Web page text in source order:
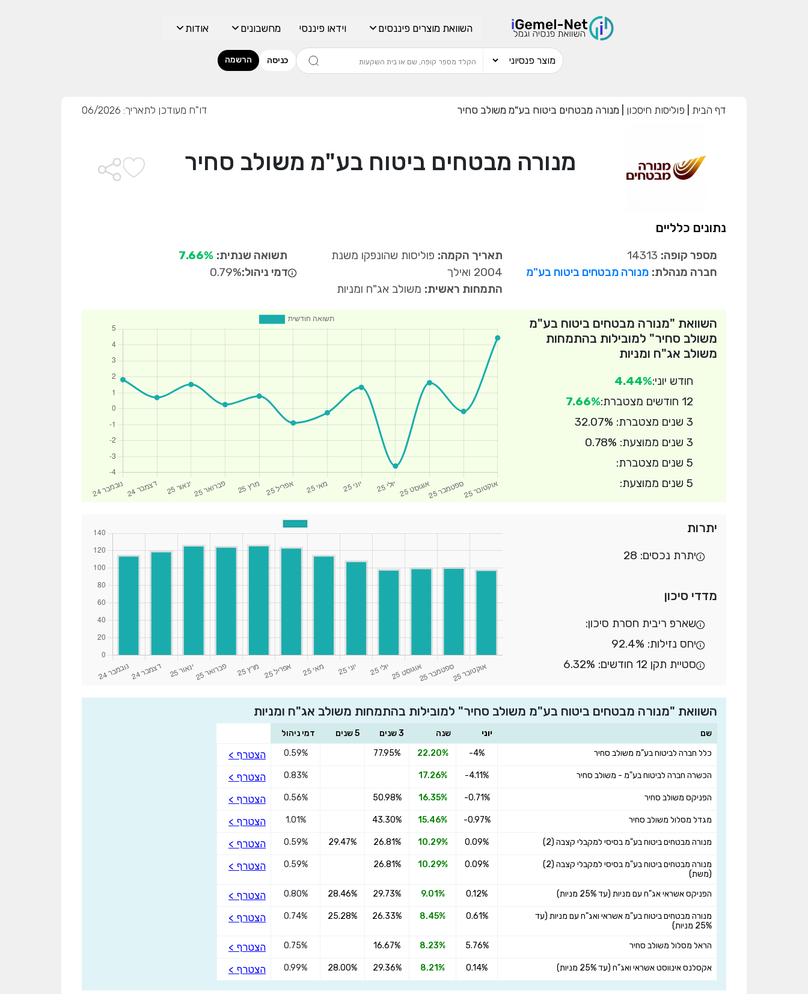
השוואת מוצרים פיננסים וידאו פיננסי מחשבונים אודות
כניסה הרשמה
דף הבית פוליסות חיסכון מנורה מבטחים ביטוח בע"מ משולב סחיר דו"ח מעודכן לתאריך: 06/2026
מנורה מבטחים ביטוח בע"מ משולב סחיר
נתונים כלליים
מספר קופה:
חברה מנהלת: מנורה מבטחים ביטוח בע"מ
תאריך הקמה: פוליסות שהונפקו משנת
2004 ואילך
התמחות ראשית: משולב אג"ח ומניות
תשואה שנתית: 7.66%
דמי ניהול:0.79%
השוואת "מנורה מבטחים ביטוח בע"מ
משולב סחיר" למובילות בהתמחות
משולב אג"ח ומניות
חודש יוני:4.44%
12 חודשים מצטברת:
7.66%
3 שנים מצטברת: 32.07%
3 שנים ממוצעת: 0.78%
5 שנים מצטברת:
5 שנים ממוצעת:
יתרות
יתרת נכסים: 28
מדדי סיכון
שארפ ריבית חסרת סיכון:
יחס נזילות: 92.4%
סטיית תקן 12 חודשים: 6.32%
השוואת "מנורה מבטחים ביטוח בע"מ משולב סחיר" למובילות בהתמחות משולב אג"ח ומניות
שם יוני שנה 3 שנים 5 שנים
דמי ניהול
כלל חברה לביטוח בע"מ משולב סחיר
-4%
22.20%
77.95%
0.59% הצטרף >
הכשרה חברה לביטוח בע"מ - משולב סחיר -4.11%
17.26%
0.83% הצטרף >
הפניקס משולב סחיר -0.71%
16.35%
50.98%
0.56% הצטרף >
מגדל מסלול משולב סחיר -0.97%
15.46%
43.30%
1.01% הצטרף >
מנורה מבטחים ביטוח בע"מ בסיסי למקבלי קצבה (2) 0.09%
10.29%
26.81%
29.47%
0.59% הצטרף >
מנורה מבטחים ביטוח בע"מ בסיסי למקבלי קצבה (2)
(משת)
0.09%
10.29%
26.81%
0.59% הצטרף >
הפניקס אשראי אג"ח עם מניות (עד 25% מניות) 0.12%
9.01%
29.73%
28.46%
0.80% הצטרף >
מנורה מבטחים ביטוח בע"מ אשראי ואג"ח עם מניות (עד
25% מניות)
0.61%
8.45%
26.33%
25.28%
0.74% הצטרף >
הראל מסלול משולב סחיר 5.76%
8.23%
16.67%
0.75% הצטרף >
אקסלנס אינווסט אשראי ואג"ח (עד 25% מניות) 0.14%
8.21%
29.36%
28.00%
0.99% הצטרף >